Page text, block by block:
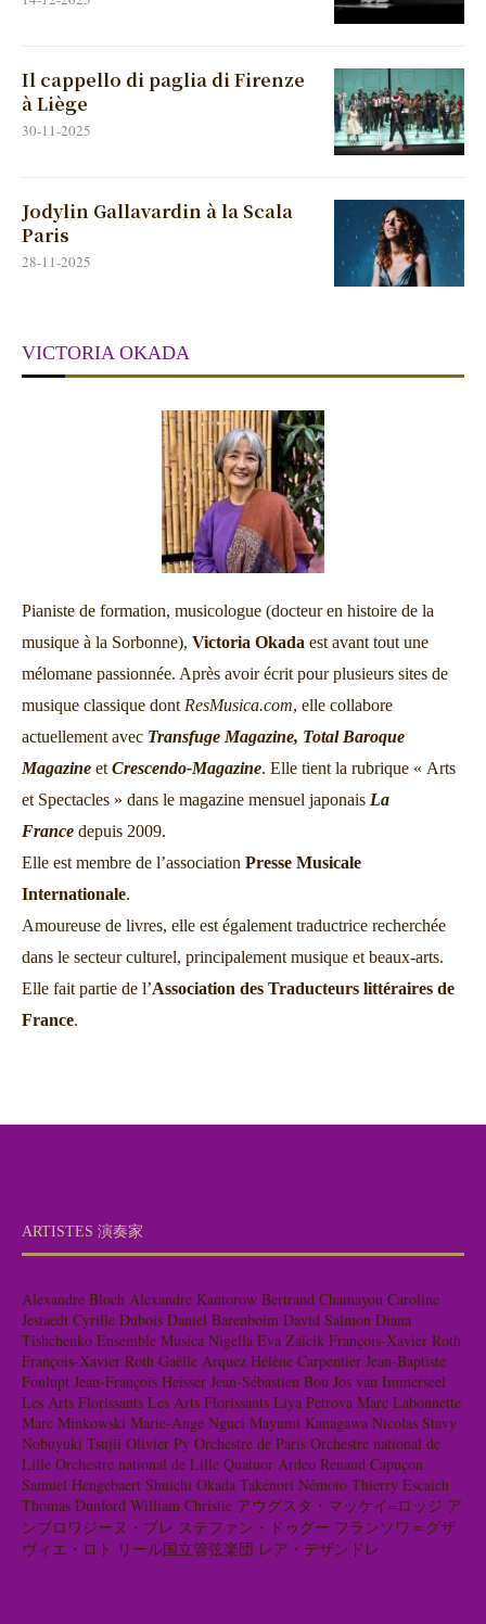
Il cappello di paglia di Firenze
à Liège
30-11-2025
Jodylin Gallavardin à la Scala
Paris
28-11-2025
VICTORIA OKADA
Pianiste de formation, musicologue (docteur en histoire de la
musique à la Sorbonne), Victoria Okada est avant tout une
mélomane passionnée. Après avoir écrit pour plusieurs sites de
musique classique dont ResMusica.com, elle collabore
actuellement avec Transfuge Magazine, Total Baroque
Magazine et Crescendo-Magazine. Elle tient la rubrique « Arts
et Spectacles » dans le magazine mensuel japonais La
France depuis 2009.
Elle est membre de l’association Presse Musicale
Internationale.
Amoureuse de livres, elle est également traductrice recherchée
dans le secteur culturel, principalement musique et beaux-arts.
Elle fait partie de l’Association des Traducteurs littéraires de
France.
ARTISTES 演奏家
Alexandre Bloch Alexandre Kantorow Bertrand Chamayou Caroline
Jestaedt Cyrille Dubois Daniel Barenboim David Salmon Diana
Tishchenko Ensemble Musica Nigella Eva Zaïcik François-Xavier Roth
François-Xavier Roth Gaëlle Arquez Hélène Carpentier Jean-Baptiste
Fonlupt Jean-François Heisser Jean-Sébastien Bou Jos van Immerseel
Les Arts Florissants Les Arts Florissants Liya Petrova Marc Labonnette
Marc Minkowski Marie-Ange Nguci Mayumi Kanagawa Nicolas Stavy
Nobuyuki Tsujii Olivier Py Orchestre de Paris Orchestre national de
Lille Orchestre national de Lille Quatuor Ardeo Renaud Capuçon
Samuel Hengebaert Shuichi Okada Takénori Némoto Thierry Escaich
Thomas Dunford William Christie アウグスタ・マッケイ=ロッジ ア
ンブロワジーヌ・ブレ ステファン・ドゥグー フランソワ＝グザ
ヴィエ・ロト リール国立管弦楽団 レア・デザンドレ